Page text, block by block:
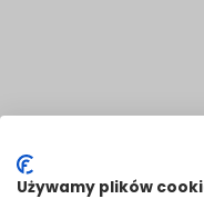
Używamy plików